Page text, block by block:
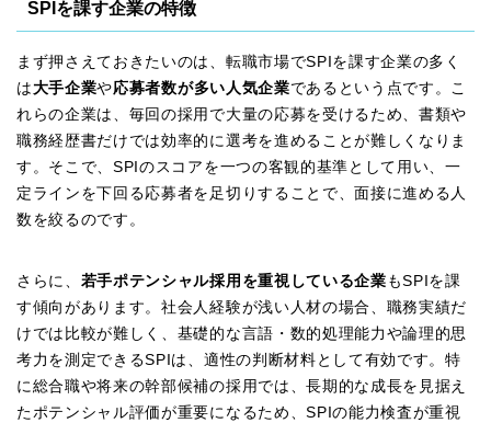
SPIを課す企業の特徴
まず押さえておきたいのは、転職市場でSPIを課す企業の多く
は 大手企業や応募者数が多い人気企業であるという点です。こ
れらの企業は、毎回の採用で大量の応募を受けるため、書類や
職務経歴書だけでは効率的に選考を進めることが難しくなりま
す。そこで、SPIのスコアを一つの客観的基準として用い、一
定ラインを下回る応募者を足切りすることで、面接に進める人
数を絞るのです。
さらに、 若手ポテンシャル採用を重視している企業 もSPIを課
す傾向があります。社会人経験が浅い人材の場合、職務実績だ
けでは比較が難しく、基礎的な言語・数的処理能力や論理的思
考力を測定できるSPIは、適性の判断材料として有効です。特
に総合職や将来の幹部候補の採用では、長期的な成長を見据え
たポテンシャル評価が重要になるため、SPIの能力検査が重視